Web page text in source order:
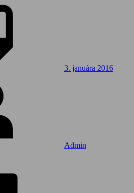
3. januára 2016
Admin